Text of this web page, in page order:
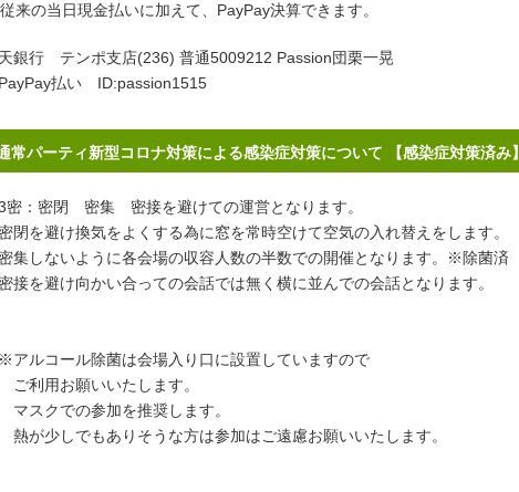
来の当日現金払いに加えて、PayPay決算できます。
銀行 テンポ支店(236) 普通5009212 Passion団栗一晃
払い ID:passion1515
常パーティ新型コロナ対策による感染症対策について 【感染症対策済み】
：密閉 密集 密接を避けての運営となります。
を避け換気をよくする為に窓を常時空けて空気の入れ替えをします。
しないように各会場の収容人数の半数での開催となります。※除菌済
を避け向かい合っての会話では無く横に並んでの会話となります。
ルコール除菌は会場入り口に設置していますので
用お願いいたします。
クでの参加を推奨します。
少しでもありそうな方は参加はご遠慮お願いいたします。